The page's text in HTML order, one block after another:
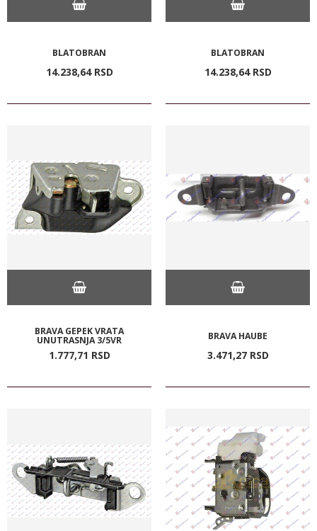
BLATOBRAN
14.238,64 RSD
BLATOBRAN
14.238,64 RSD
BRAVA GEPEK VRATA
UNUTRASNJA 3/5VR
1.777,71 RSD
BRAVA HAUBE
3.471,27 RSD